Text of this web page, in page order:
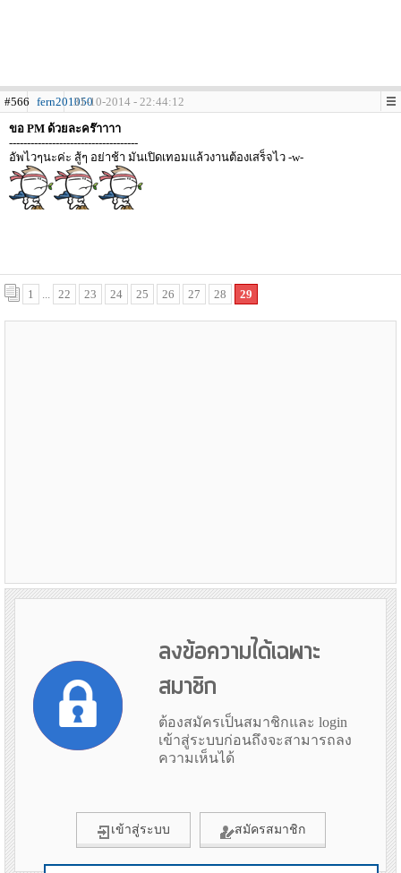
#566 fern20105031-10-2014 - 22:44:12
ขอ PM ด้วยละคร๊าาาา
------------------------------------
อัพไวๆนะค่ะ สู้ๆ อย่าช้า มันเปิดเทอมแล้วงานต้องเสร็จไว -w-
1 ... 22 23 24 25 26 27 28 29
ลงข้อความได้เฉพาะ
สมาชิก
ต้องสมัครเป็นสมาชิกและ login
เข้าสู่ระบบก่อนถึงจะสามารถลง
ความเห็นได้
เข้าสู่ระบบ สมัครสมาชิก